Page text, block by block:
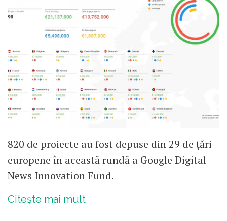
820 de proiecte au fost depuse din 29 de țări
europene în această rundă a Google Digital
News Innovation Fund.
Citește mai mult